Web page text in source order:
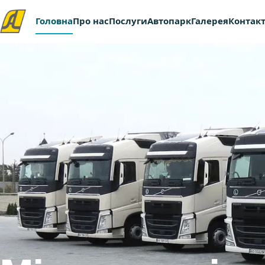
ГоловнаПро насПослугиАвтопаркГалерея